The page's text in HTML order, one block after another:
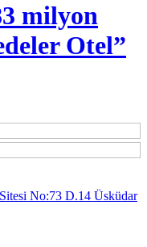
milyon
Otel”
No:73 D.14 Üsküdar